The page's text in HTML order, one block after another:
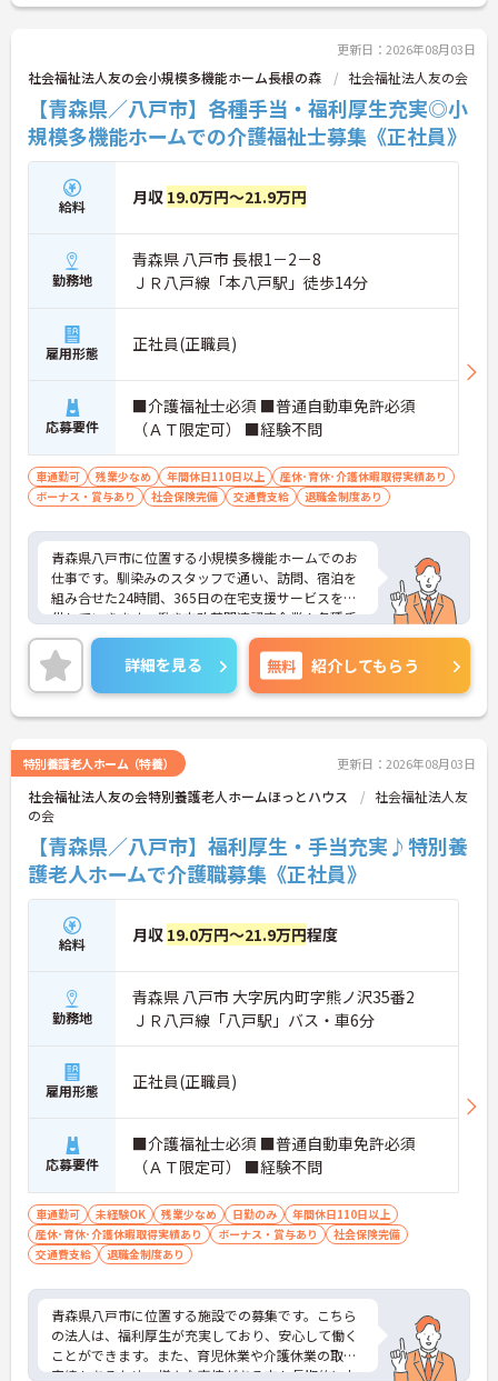
い！
更新日：2026年08月03日
社会福祉法人友の会小規模多機能ホーム長根の森 社会福祉法人友の会
【青森県／八戸市】各種手当・福利厚生充実◎小
規模多機能ホームでの介護福祉士募集《正社員》
給料 月収 19.0万円～21.9万円
勤務地
青森県 八戸市 長根1－2－8
ＪＲ八戸線「本八戸駅」徒歩14分
雇用形態 正社員(正職員)
応募要件
■介護福祉士必須 ■普通自動車免許必須
（ＡＴ限定可） ■経験不問
車通勤可 残業少なめ 年間休日110日以上
産休･育休･介護休暇取得実績あり
ボーナス・賞与あり
社会保険完備 交通費支給 退職金制度あり
青森県八戸市に位置する小規模多機能ホームでのお
仕事です。馴染みのスタッフで通い、訪問、宿泊を
組み合せた24時間、365日の在宅支援サービスを提
供していきます。働き方改革関連認定企業！各種手
当、福利厚生も整っており、安心して長くお勤めい
ただけます。ご興味のある方には、面接対策ポイン
トなど、さらに詳細をお話しいたしますのでお気軽
にご相談ください！
詳細を見る 無料 紹介してもらう
特別養護老人ホーム（特養） 更新日：2026年08月03日
社会福祉法人友の会特別養護老人ホームほっとハウス
社会福祉法人友
の会
【青森県／八戸市】福利厚生・手当充実♪特別養
護老人ホームで介護職募集《正社員》
給料 月収 19.0万円～21.9万円程度
勤務地
青森県 八戸市 大字尻内町字熊ノ沢35番2
ＪＲ八戸線「八戸駅」バス・車6分
雇用形態 正社員(正職員)
応募要件
■介護福祉士必須 ■普通自動車免許必須
（ＡＴ限定可） ■経験不問
車通勤可 未経験OK 残業少なめ 日勤のみ
年間休日110日以上
産休･育休･介護休暇取得実績あり
ボーナス・賞与あり
社会保険完備
交通費支給
退職金制度あり
青森県八戸市に位置する施設での募集です。こちら
の法人は、福利厚生が充実しており、安心して働く
ことができます。また、育児休業や介護休業の取得
実績もあるため、様々な事情がある方も長期的にお